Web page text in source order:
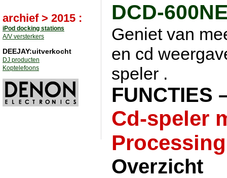
archief > 2015 :
iPod docking stations
A/V versterkers
DEEJAY:uitverkocht
DJ producten
Koptelefoons
DCD-
Geniet van
en cd
speler .
FUNCTIES
Cd-speler
Overzicht